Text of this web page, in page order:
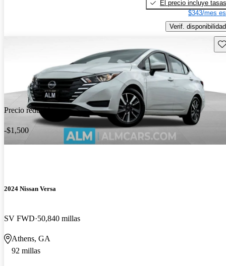
El precio incluye tasas
$343/mes
Verif. disponibilidad
Precio reducido
-$1,500
2024 Nissan Versa
SV FWD 50,840 millas
Athens, GA
92 millas